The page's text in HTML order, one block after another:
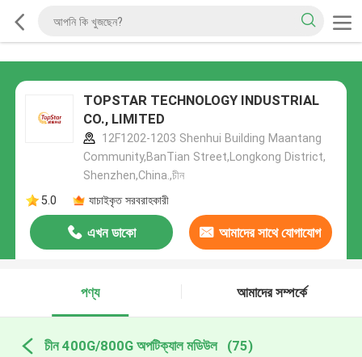
TOPSTAR TECHNOLOGY INDUSTRIAL
CO., LIMITED
12F1202-1203 Shenhui Building Maantang
Community,BanTian Street,Longkong District,
Shenzhen,China.,চীন
5.0
যাচাইকৃত সরবরাহকারী
এখন ডাকো আমাদের সাথে যোগাযোগ
পণ্য
আমাদের সম্পর্কে
চীন 400G/800G অপটিক্যাল মডিউল (75)